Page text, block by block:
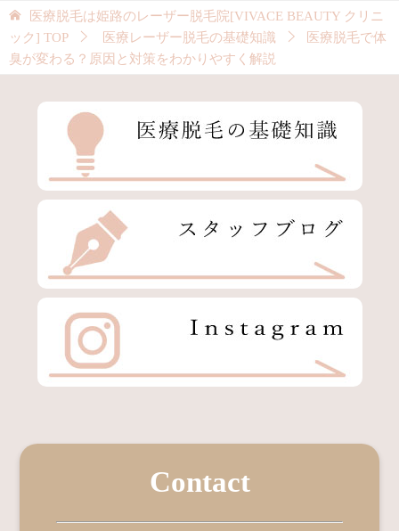
医療脱毛は姫路のレーザー脱毛院[VIVACE BEAUTY クリニ
ック] TOP 医療レーザー脱毛の基礎知識
医療脱毛で体
臭が変わる？原因と対策をわかりやすく解説
Contact